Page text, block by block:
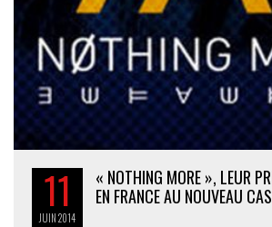
11
JUIN2014
« NOTHING MORE », LEUR
EN FRANCE AU NOUVEAU